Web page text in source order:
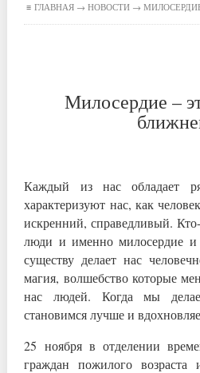
≡ГЛАВНАЯ →НОВОСТИ →
Милосердие –
Каждый из нас обладает
характеризуют нас, как
искренний, справедливый.
люди и именно милосердие и
существу делает нас
магия, волшебство которые
нас людей. Когда мы
становимся лучше и
25 ноября в отделении
граждан пожилого возраста